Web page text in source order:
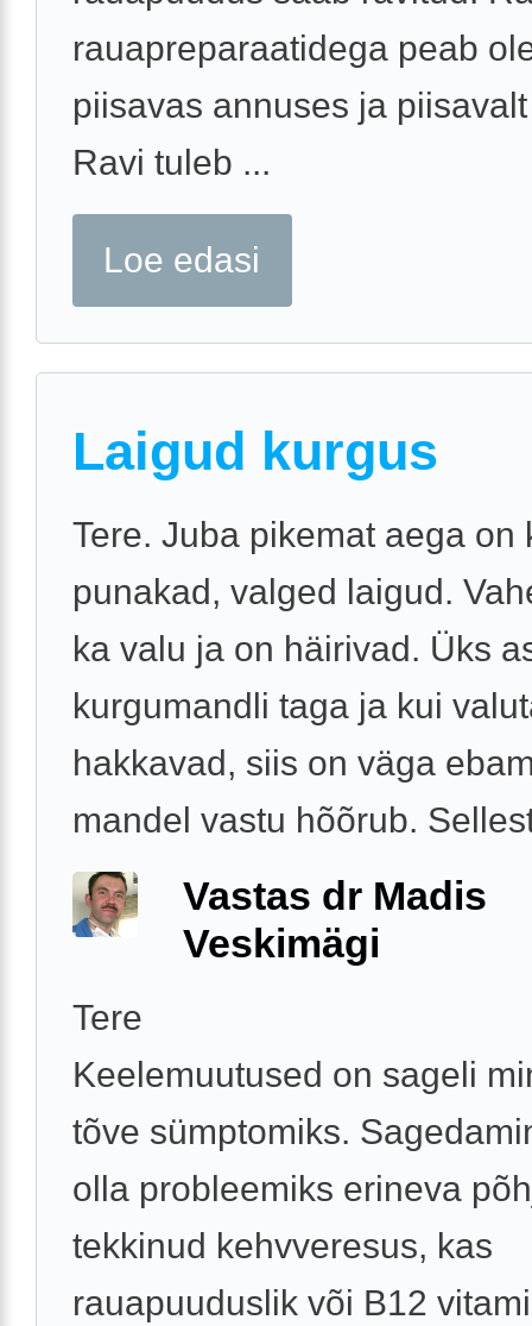
rauapreparaatidega peab
piisavas annuses ja
Ravi tuleb ...
Loe edasi
Laigud kurgus
Tere. Juba pikemat aega on
punakad, valged laigud.
ka valu ja on häirivad. Üks
kurgumandli taga ja kui
hakkavad, siis on väga
mandel vastu hõõrub.
Vastas dr Madis
Veskimägi
Tere
Keelemuutused on sageli
tõve sümptomiks.
olla probleemiks erineva
tekkinud kehvveresus, kas
rauapuuduslik või B12